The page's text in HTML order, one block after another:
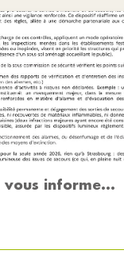
vous informe...